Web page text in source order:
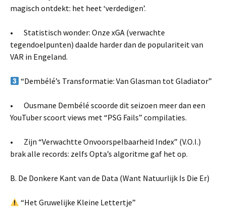
magisch ontdekt: het heet ‘verdedigen’.
• Statistisch wonder: Onze xGA (verwachte
tegendoelpunten) daalde harder dan de populariteit van
VAR in Engeland.
“Dembélé’s Transformatie: Van Glasman tot Gladiator”
• Ousmane Dembélé scoorde dit seizoen meer dan een
YouTuber scoort views met “PSG Fails” compilaties.
• Zijn “Verwachtte Onvoorspelbaarheid Index” (V.O.I.)
brak alle records: zelfs Opta’s algoritme gaf het op.
B. De Donkere Kant van de Data (Want Natuurlijk Is Die Er)
“Het Gruwelijke Kleine Lettertje”